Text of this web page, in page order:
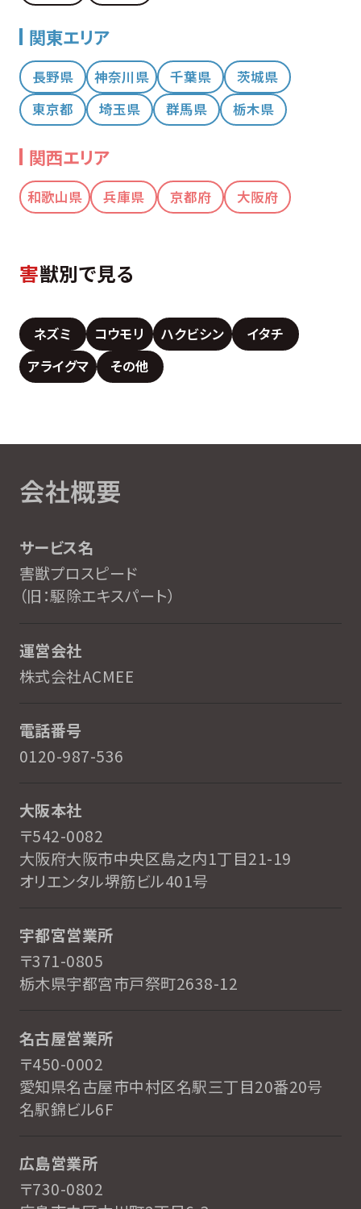
関東エリア
長野県 神奈川県 千葉県
茨城県
東京都
埼玉県 群馬県 栃木県
関西エリア
和歌山県 兵庫県 京都府 大阪府
害獣別で見る
ネズミ コウモリ ハクビシン
イタチ
アライグマ
その他
会社概要
サービス名
害獣プロスピード
（旧：駆除エキスパート）
運営会社
株式会社ACMEE
電話番号
0120-987-536
大阪本社
〒542-0082
大阪府大阪市中央区島之内1丁目21-19
オリエンタル堺筋ビル401号
宇都宮営業所
〒371-0805
栃木県宇都宮市戸祭町2638-12
名古屋営業所
〒450-0002
愛知県名古屋市中村区名駅三丁目20番20号
名駅錦ビル6F
広島営業所
〒730-0802